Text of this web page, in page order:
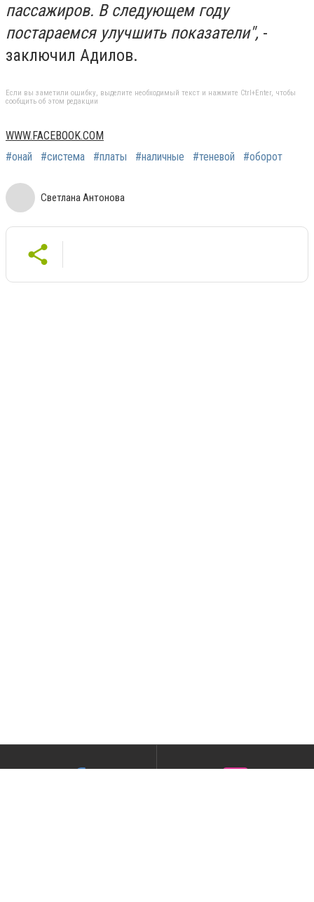
пассажиров. В следующем году
постараемся улучшить показатели", -
заключил Адилов.
Если вы заметили ошибку, выделите необходимый текст и нажмите Ctrl+Enter, чтобы
сообщить об этом редакции
WWW.FACEBOOK.COM
#онай
#система #платы #наличные #теневой #оборот
Светлана Антонова